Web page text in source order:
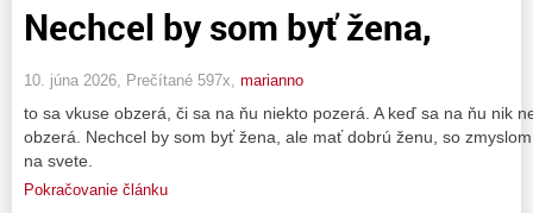
Nechcel by som byť žena,
10. júna 2026, Prečítané 597x, marianno
to sa vkuse obzerá, či sa na ňu niekto pozerá. A keď sa na ňu nik
obzerá. Nechcel by som byť žena, ale mať dobrú ženu, so
na svete.
Pokračovanie článku